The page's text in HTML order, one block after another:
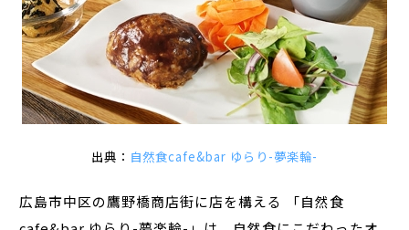
出典： 自然食cafe&bar ゆらり-夢楽輪-
広島市中区の鷹野橋商店街に店を構える 「自然食